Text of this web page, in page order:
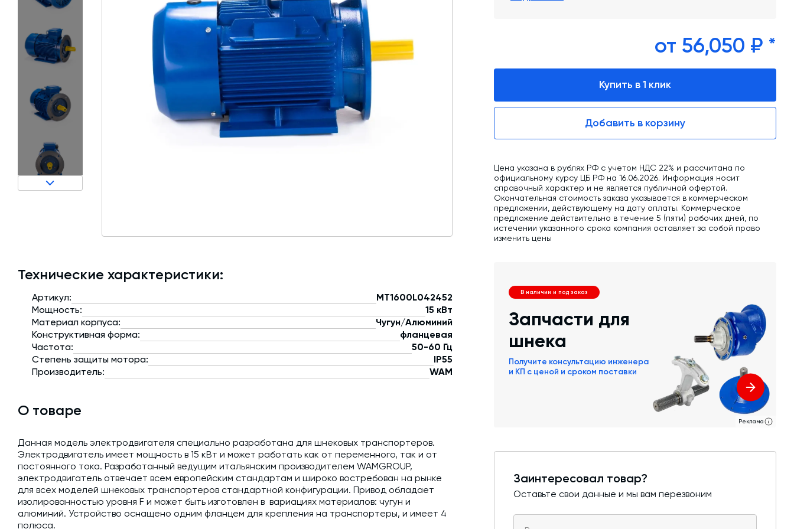
Затворы для силосов и дозаторов
Промышленные фильтры и комплектующие
Авто и Ж/Д весы
Оборудование для производства ЖБИ
Пневмооборудование
Телескопические загрузчики
Датчики
Промышленные вибраторы
Рециклинг
Дробильно-сортировочный комплекс
Околопрессовочное оборудование
Технический аудит бетонных заводов и
линий,промышленных зданий и сооружений
Технические характеристики:
Артикул:
MT1600L042452
Мощность:
15 кВт
Материал корпуса:
Чугун/Алюминий
Конструктивная форма:
фланцевая
Частота:
50-60 Гц
Степень защиты мотора:
IP55
Производитель:
WAM
О товаре
Данная модель электродвигателя специально разработана для шнековых транспортеров.
Электродвигатель имеет мощность в 15 кВт и может работать как от переменного, так и от
постоянного тока. Разработанный ведущим итальянским производителем WAMGROUP,
электродвигатель отвечает всем европейским стандартам и широко востребован на рынке
для всех моделей шнековых транспортеров стандартной конфигурации. Привод обладает
изолированностью уровня F и может быть изготовлен в вариациях материалов: чугун и
алюминий. Устройство оснащено одним фланцем для крепления на транспортеры, и имеет 4
полюса.
от 56,050 ₽ *
Купить в 1 клик
Добавить в корзину
Цена указана в рублях РФ с учетом НДС 22% и рассчитана по
официальному курсу ЦБ РФ на 16.06.2026. Информация носит
справочный характер и не является публичной офертой.
Окончательная стоимость заказа указывается в коммерческом
предложении, действующему на дату оплаты. Коммерческое
предложение действительно в течение 5 (пяти) рабочих дней, по
истечении указанного срока компания оставляет за собой право
изменить цены
В наличии и под заказ
Запчасти для
шнека
Получите консультацию инженера
и КП с ценой и сроком поставки
Реклама
Заинтересовал товар?
Оставьте свои данные и мы вам перезвоним